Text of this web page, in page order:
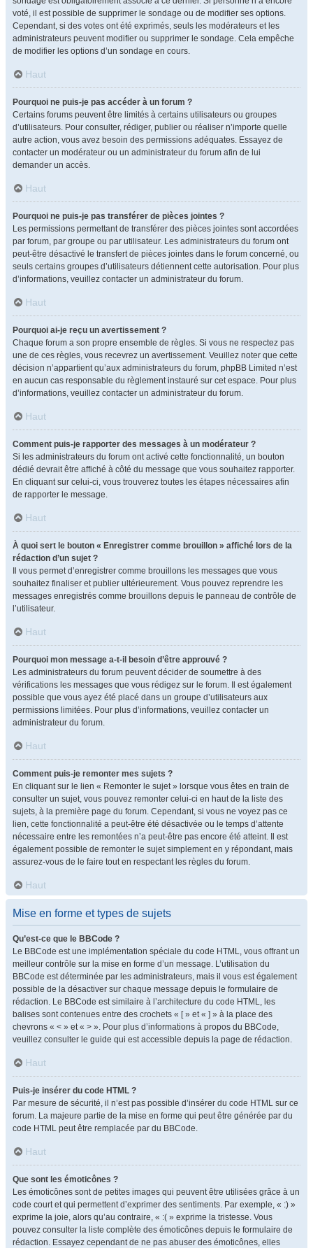
voté, il est possible de supprimer le sondage ou de modifier ses options.
Cependant, si des votes ont été exprimés, seuls les modérateurs et les
administrateurs peuvent modifier ou supprimer le sondage. Cela empêche
de modifier les options d’un sondage en cours.
Haut
Pourquoi ne puis-je pas accéder à un forum ?
Certains forums peuvent être limités à certains utilisateurs ou groupes
d’utilisateurs. Pour consulter, rédiger, publier ou réaliser n’importe quelle
autre action, vous avez besoin des permissions adéquates. Essayez de
contacter un modérateur ou un administrateur du forum afin de lui
demander un accès.
Haut
Pourquoi ne puis-je pas transférer de pièces jointes ?
Les permissions permettant de transférer des pièces jointes sont accordées
par forum, par groupe ou par utilisateur. Les administrateurs du forum ont
peut-être désactivé le transfert de pièces jointes dans le forum concerné, ou
seuls certains groupes d’utilisateurs détiennent cette autorisation. Pour plus
d’informations, veuillez contacter un administrateur du forum.
Haut
Pourquoi ai-je reçu un avertissement ?
Chaque forum a son propre ensemble de règles. Si vous ne respectez pas
une de ces règles, vous recevrez un avertissement. Veuillez noter que cette
décision n’appartient qu’aux administrateurs du forum, phpBB Limited n’est
en aucun cas responsable du règlement instauré sur cet espace. Pour plus
d’informations, veuillez contacter un administrateur du forum.
Haut
Comment puis-je rapporter des messages à un modérateur ?
Si les administrateurs du forum ont activé cette fonctionnalité, un bouton
dédié devrait être affiché à côté du message que vous souhaitez rapporter.
En cliquant sur celui-ci, vous trouverez toutes les étapes nécessaires afin
de rapporter le message.
Haut
À quoi sert le bouton « Enregistrer comme brouillon » affiché lors de la
rédaction d’un sujet ?
Il vous permet d’enregistrer comme brouillons les messages que vous
souhaitez finaliser et publier ultérieurement. Vous pouvez reprendre les
messages enregistrés comme brouillons depuis le panneau de contrôle de
l’utilisateur.
Haut
Pourquoi mon message a-t-il besoin d’être approuvé ?
Les administrateurs du forum peuvent décider de soumettre à des
vérifications les messages que vous rédigez sur le forum. Il est également
possible que vous ayez été placé dans un groupe d’utilisateurs aux
permissions limitées. Pour plus d’informations, veuillez contacter un
administrateur du forum.
Haut
Comment puis-je remonter mes sujets ?
En cliquant sur le lien « Remonter le sujet » lorsque vous êtes en train de
consulter un sujet, vous pouvez remonter celui-ci en haut de la liste des
sujets, à la première page du forum. Cependant, si vous ne voyez pas ce
lien, cette fonctionnalité a peut-être été désactivée ou le temps d’attente
nécessaire entre les remontées n’a peut-être pas encore été atteint. Il est
également possible de remonter le sujet simplement en y répondant, mais
assurez-vous de le faire tout en respectant les règles du forum.
Haut
Mise en forme et types de sujets
Qu’est-ce que le BBCode ?
Le BBCode est une implémentation spéciale du code HTML, vous offrant un
meilleur contrôle sur la mise en forme d’un message. L’utilisation du
BBCode est déterminée par les administrateurs, mais il vous est également
possible de la désactiver sur chaque message depuis le formulaire de
rédaction. Le BBCode est similaire à l’architecture du code HTML, les
balises sont contenues entre des crochets « [ » et « ] » à la place des
chevrons « < » et « > ». Pour plus d’informations à propos du BBCode,
veuillez consulter le guide qui est accessible depuis la page de rédaction.
Haut
Puis-je insérer du code HTML ?
Par mesure de sécurité, il n’est pas possible d’insérer du code HTML sur ce
forum. La majeure partie de la mise en forme qui peut être générée par du
code HTML peut être remplacée par du BBCode.
Haut
Que sont les émoticônes ?
Les émoticônes sont de petites images qui peuvent être utilisées grâce à un
code court et qui permettent d’exprimer des sentiments. Par exemple, « :) »
exprime la joie, alors qu’au contraire, « :( » exprime la tristesse. Vous
pouvez consulter la liste complète des émoticônes depuis le formulaire de
rédaction. Essayez cependant de ne pas abuser des émoticônes, elles